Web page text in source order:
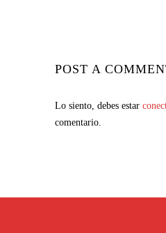
POST A
Lo siento, debes estar
comentario.